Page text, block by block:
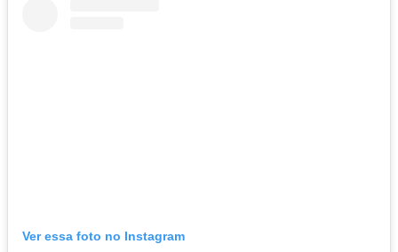
Ver essa foto no Instagram